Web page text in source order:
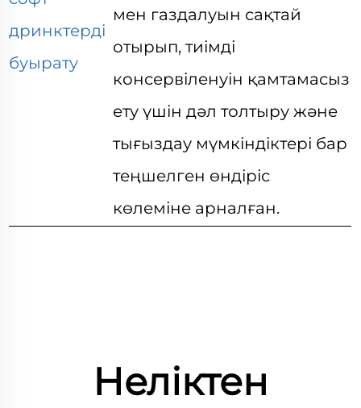
дринктерді
буырату
мен газдалуын сақтай
отырып, тиімді
консервіленуін қамтамасыз
ету үшін дәл толтыру және
тығыздау мүмкіндіктері бар
теңшелген өндіріс
көлеміне арналған.
Неліктен